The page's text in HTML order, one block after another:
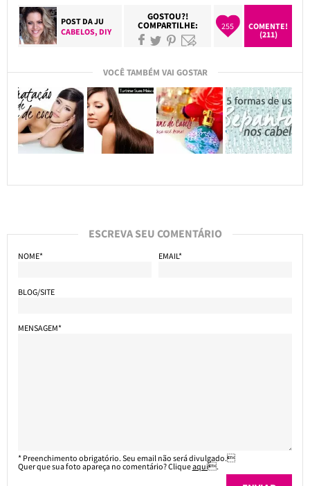
POST DAJU
CABELOS, DIY
GOSTOU?!
COMPARTILHE: 255
COMENTE!
(211)
VOCÊ TAMBÉM VAI GOSTAR
ESCREVA SEU COMENTÁRIO
NOME* EMAIL*
BLOG/SITE
MENSAGEM*
* Preenchimento obrigatório. Seu email não será divulgado.
Quer que sua foto apareça no comentário? Cliqueaqui.